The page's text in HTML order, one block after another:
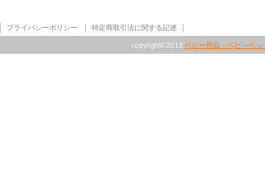
copyright©2013 ベビー用品・ベビ―ベッ
プライバシーポリシー 特定商取引法に関する記述